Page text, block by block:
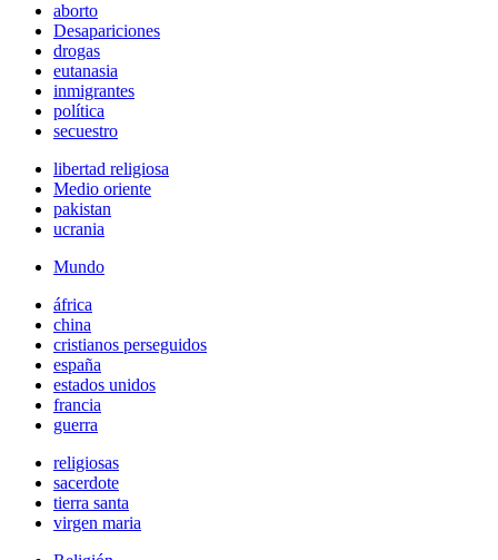
aborto
Desapariciones
drogas
eutanasia
inmigrantes
política
secuestro
libertad religiosa
Medio oriente
pakistan
ucrania
Mundo
áfrica
china
cristianos perseguidos
españa
estados unidos
francia
guerra
religiosas
sacerdote
tierra santa
virgen maria